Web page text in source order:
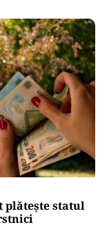
plătește statul